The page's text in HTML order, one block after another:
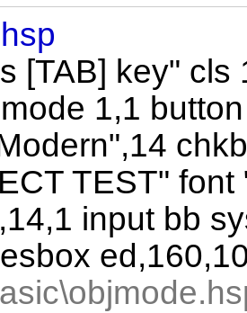
[TAB] key"
1,1
TEST" font
input bb